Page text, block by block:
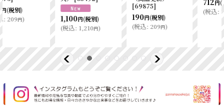
1,100
[69875
190円
(税込:
(